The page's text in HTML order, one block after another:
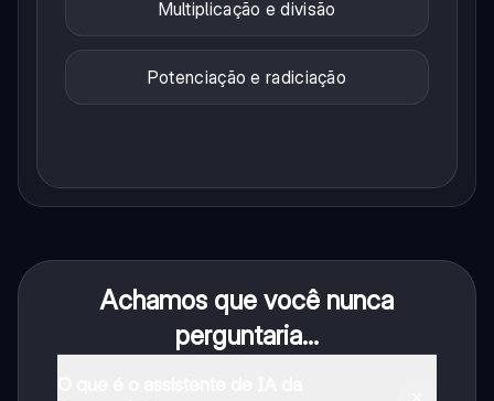
Multiplicação e divisão
Potenciação e radiciação
Achamos que você nunca
perguntaria...